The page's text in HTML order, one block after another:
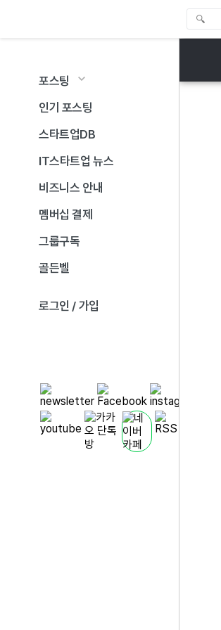
포스팅
인기 포스팅
스타트업DB
IT스타트업 뉴스
비즈니스 안내
멤버십 결제
그룹구독
골든벨
로그인 / 가입